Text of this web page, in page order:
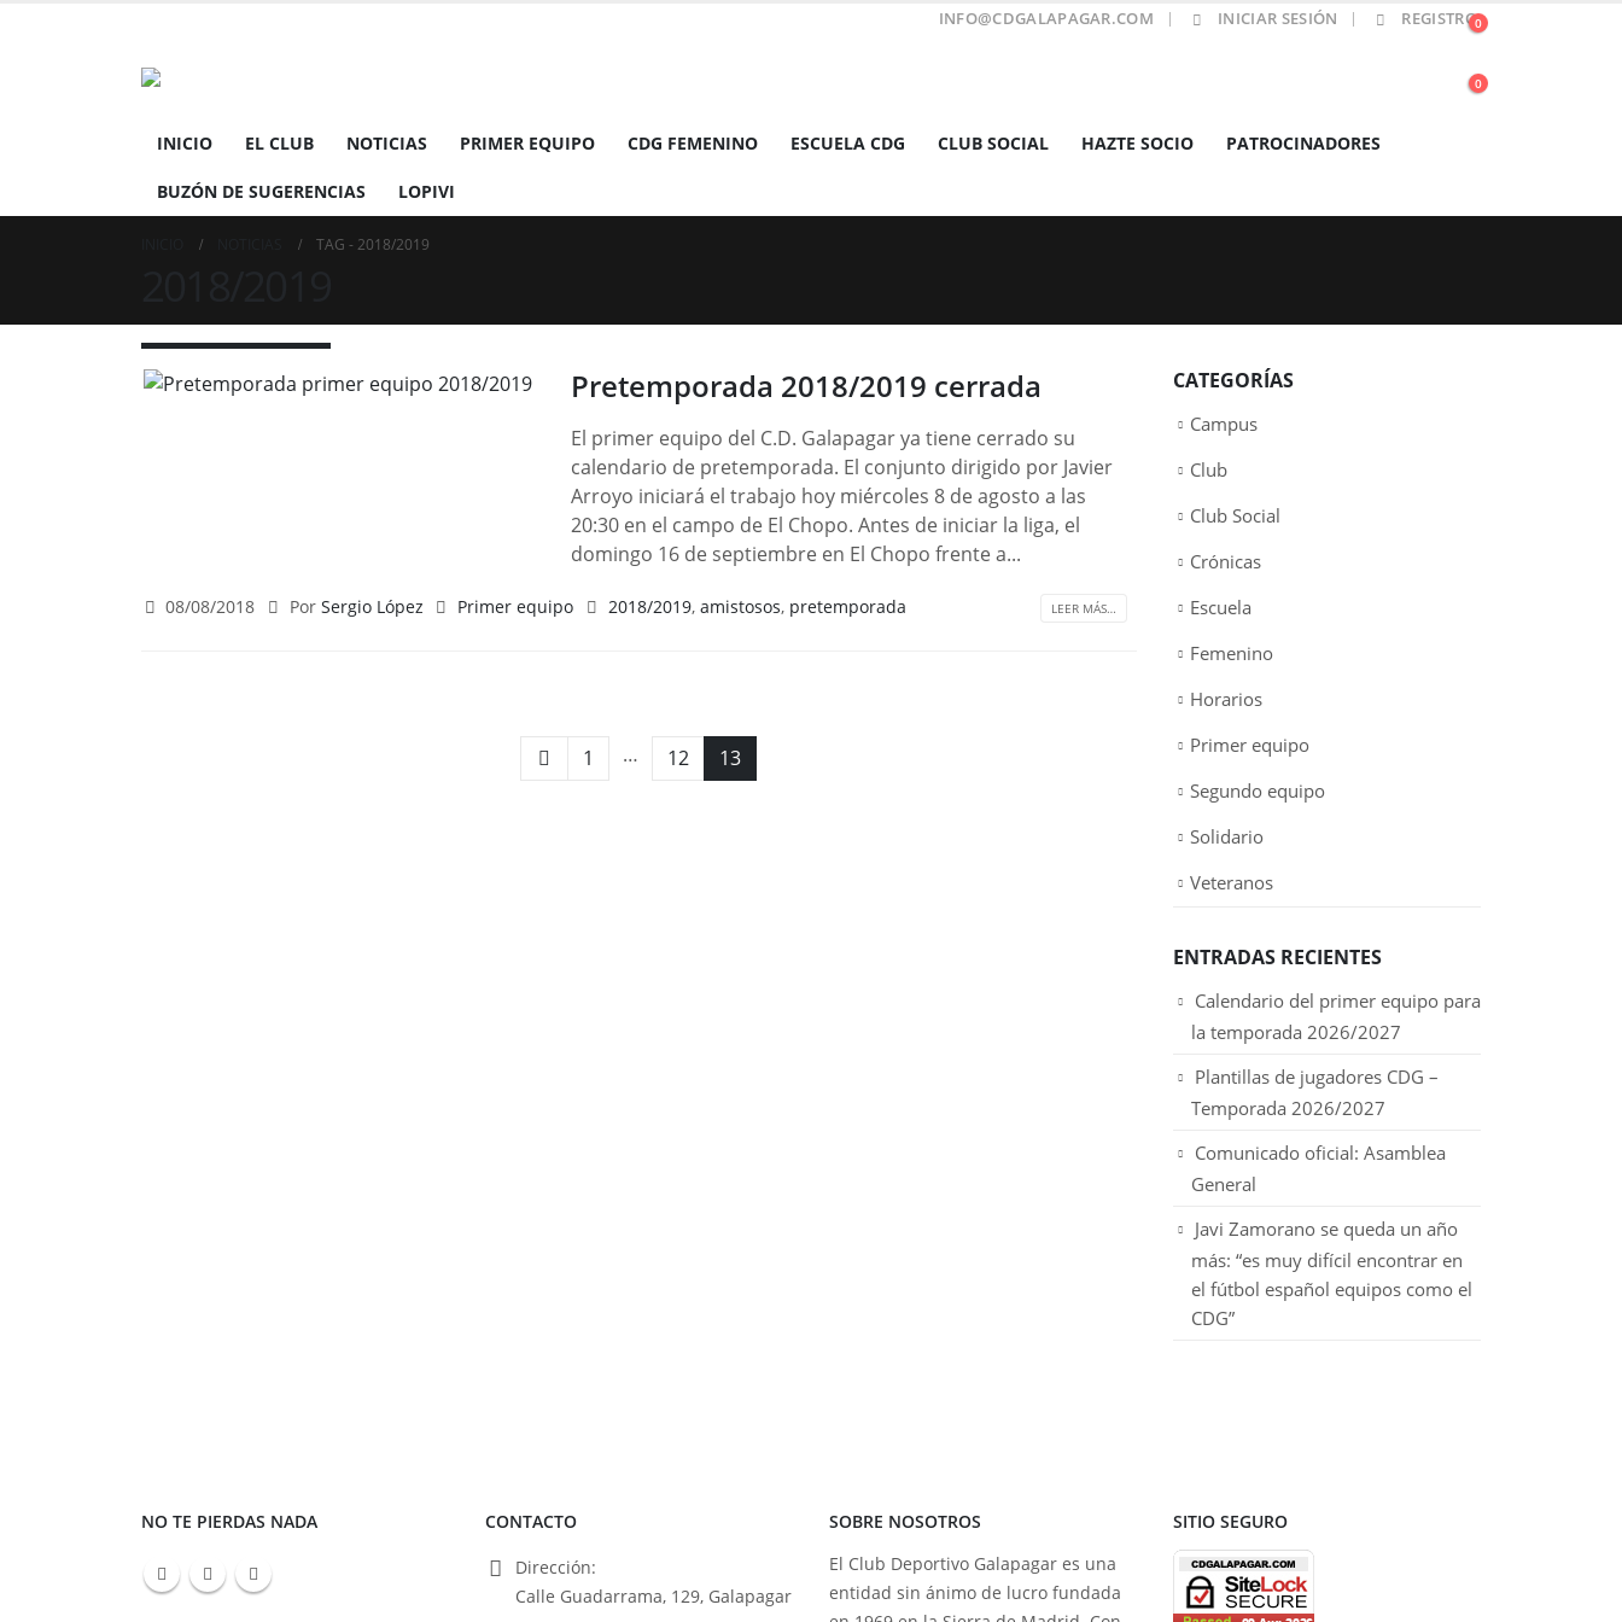
INFO@CDGALAPAGAR.COM INICIAR SESIÓN REGISTRO0
0
INICIO EL CLUB NOTICIAS PRIMER EQUIPO CDG FEMENINO ESCUELA CDG CLUB SOCIAL HAZTE SOCIO PATROCINADORES
BUZÓN DE SUGERENCIAS LOPIVI
TAG - 2018/2019
Pretemporada 2018/2019 cerrada
El primer equipo del C.D. Galapagar ya tiene cerrado su
calendario de pretemporada. El conjunto dirigido por Javier
Arroyo iniciará el trabajo hoy miércoles 8 de agosto a las
20:30 en el campo de El Chopo. Antes de iniciar la liga, el
domingo 16 de septiembre en El Chopo frente a...
08/08/2018 Por Sergio López Primer equipo 2018/2019, amistosos, pretemporada LEER MÁS…
1 … 12 13
CATEGORÍAS
Campus
Club
Club Social
Crónicas
Escuela
Femenino
Horarios
Primer equipo
Segundo equipo
Solidario
Veteranos
ENTRADAS RECIENTES
Calendario del primer equipo para
la temporada 2026/2027
Plantillas de jugadores CDG –
Temporada 2026/2027
Comunicado oficial: Asamblea
General
Javi Zamorano se queda un año
más: “es muy difícil encontrar en
el fútbol español equipos como el
CDG”
NO TE PIERDAS NADA
CONTACTO
Dirección:
Calle Guadarrama, 129, Galapagar
SOBRE NOSOTROS
El Club Deportivo Galapagar es una
entidad sin ánimo de lucro fundada
SITIO SEGURO